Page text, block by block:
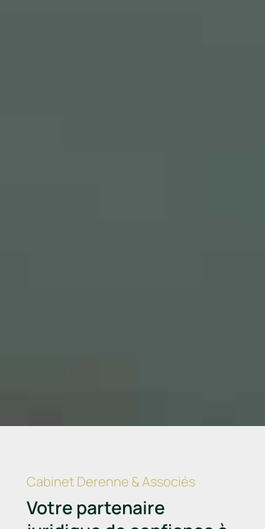
Cabinet Derenne & Associés
Votre partenaire